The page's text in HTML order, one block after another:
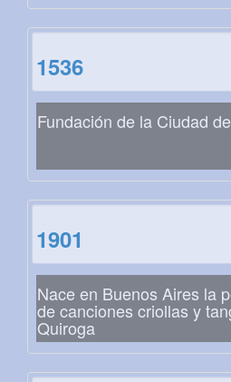
1536
Fundación de la Ciudad
1901
Nace en Buenos Aires la
de canciones criollas y
Quiroga